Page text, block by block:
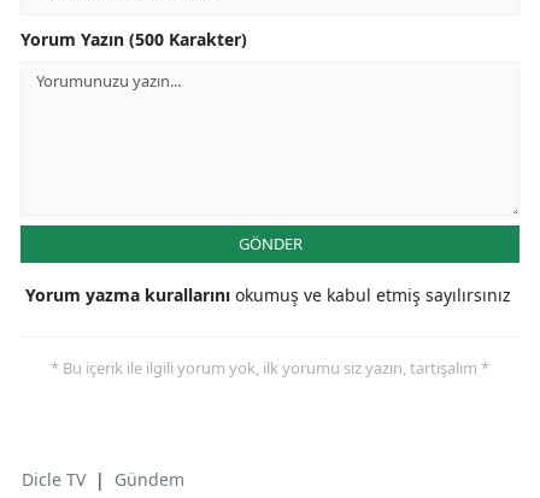
Yorum Yazın (500 Karakter)
GÖNDER
Yorum yazma kurallarını okumuş ve kabul etmiş sayılırsınız
* Bu içerik ile ilgili yorum yok, ilk yorumu siz yazın, tartışalım *
Dicle TV | Gündem